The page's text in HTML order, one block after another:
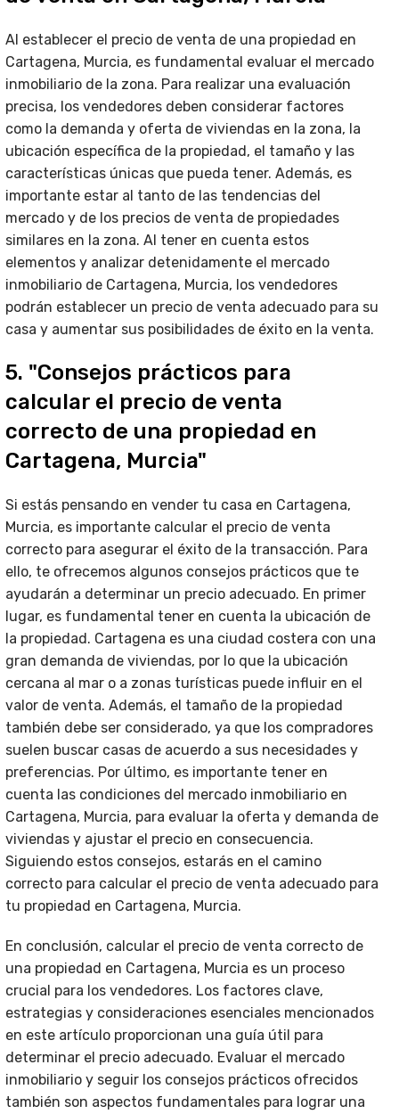
Al establecer el precio de venta de una propiedad en
Cartagena, Murcia, es fundamental evaluar el mercado
inmobiliario de la zona. Para realizar una evaluación
precisa, los vendedores deben considerar factores
como la demanda y oferta de viviendas en la zona, la
ubicación específica de la propiedad, el tamaño y las
características únicas que pueda tener. Además, es
importante estar al tanto de las tendencias del
mercado y de los precios de venta de propiedades
similares en la zona. Al tener en cuenta estos
elementos y analizar detenidamente el mercado
inmobiliario de Cartagena, Murcia, los vendedores
podrán establecer un precio de venta adecuado para su
casa y aumentar sus posibilidades de éxito en la venta.
5. "Consejos prácticos para
calcular el precio de venta
correcto de una propiedad en
Cartagena, Murcia"
Si estás pensando en vender tu casa en Cartagena,
Murcia, es importante calcular el precio de venta
correcto para asegurar el éxito de la transacción. Para
ello, te ofrecemos algunos consejos prácticos que te
ayudarán a determinar un precio adecuado. En primer
lugar, es fundamental tener en cuenta la ubicación de
la propiedad. Cartagena es una ciudad costera con una
gran demanda de viviendas, por lo que la ubicación
cercana al mar o a zonas turísticas puede influir en el
valor de venta. Además, el tamaño de la propiedad
también debe ser considerado, ya que los compradores
suelen buscar casas de acuerdo a sus necesidades y
preferencias. Por último, es importante tener en
cuenta las condiciones del mercado inmobiliario en
Cartagena, Murcia, para evaluar la oferta y demanda de
viviendas y ajustar el precio en consecuencia.
Siguiendo estos consejos, estarás en el camino
correcto para calcular el precio de venta adecuado para
tu propiedad en Cartagena, Murcia.
En conclusión, calcular el precio de venta correcto de
una propiedad en Cartagena, Murcia es un proceso
crucial para los vendedores. Los factores clave,
estrategias y consideraciones esenciales mencionados
en este artículo proporcionan una guía útil para
determinar el precio adecuado. Evaluar el mercado
inmobiliario y seguir los consejos prácticos ofrecidos
también son aspectos fundamentales para lograr una